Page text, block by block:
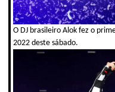
O DJ brasileiro Alok fez o
2022 deste sábado.